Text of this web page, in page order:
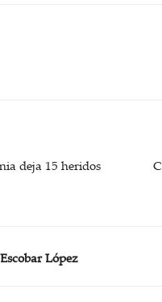
deja 15 heridos
López